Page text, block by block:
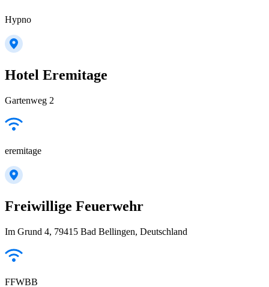
Hypno
Hotel Eremitage
Gartenweg 2
eremitage
Freiwillige Feuerwehr
Im Grund 4, 79415 Bad Bellingen, Deutschland
FFWBB